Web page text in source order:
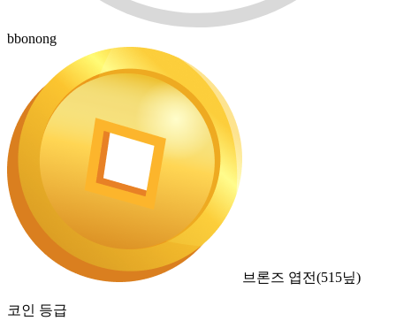
bbonong
브론즈 엽전(515닢)
코인 등급